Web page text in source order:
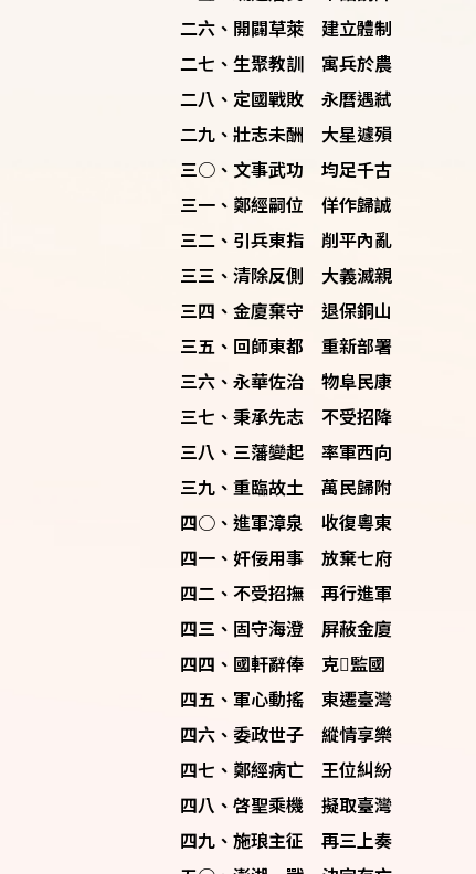
二六、開闢草萊 建立體制
二七、生聚教訓 寓兵於農
二八、定國戰敗 永曆遇弒
二九、壯志未酬 大星遽殞
三○、文事武功 均足千古
三一、鄭經嗣位 佯作歸誠
三二、引兵東指 削平內亂
三三、清除反側 大義滅親
三四、金廈棄守 退保銅山
三五、回師東都 重新部署
三六、永華佐治 物阜民康
三七、秉承先志 不受招降
三八、三藩變起 率軍西向
三九、重臨故土 萬民歸附
四○、進軍漳泉 收復粵東
四一、奸佞用事 放棄七府
四二、不受招撫 再行進軍
四三、固守海澄 屏蔽金廈
四四、國軒辭俸 克𡒉監國
四五、軍心動搖 東遷臺灣
四六、委政世子 縱情享樂
四七、鄭經病亡 王位糾紛
四八、啓聖乘機 擬取臺灣
四九、施琅主征 再三上奏